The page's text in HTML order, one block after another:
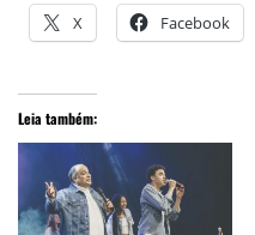
X Facebook
Leia também: